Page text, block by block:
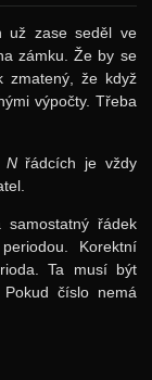
už zase seděl ve
zámku. Že by se
zmatený, že když
výpočty. Třeba
Nřádcích je vždy
řádek
Korektní
Ta musí být
číslo nemá